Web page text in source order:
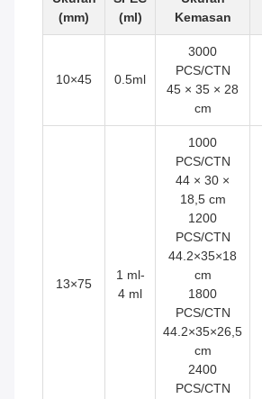
(mm)
(ml)
Kemasan
10×45 0.5ml
3000
PCS/CTN
45 × 35 × 28
cm
13×75
1 ml-
4 ml
1000
PCS/CTN
44 × 30 ×
18,5 cm
1200
PCS/CTN
44.2×35×18
cm
1800
PCS/CTN
44.2×35×26,5
cm
2400
PCS/CTN